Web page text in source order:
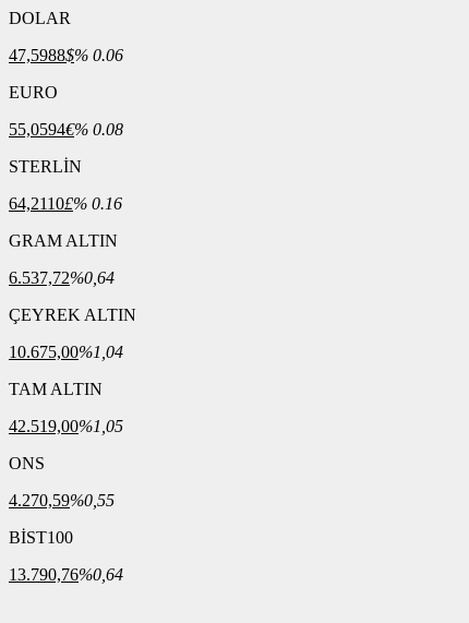
DOLAR
47,5988$% 0.06
EURO
55,0594€% 0.08
STERLİN
64,2110£% 0.16
GRAM ALTIN
6.537,72%0,64
ÇEYREK ALTIN
10.675,00%1,04
TAM ALTIN
42.519,00%1,05
ONS
4.270,59%0,55
BİST100
13.790,76%0,64